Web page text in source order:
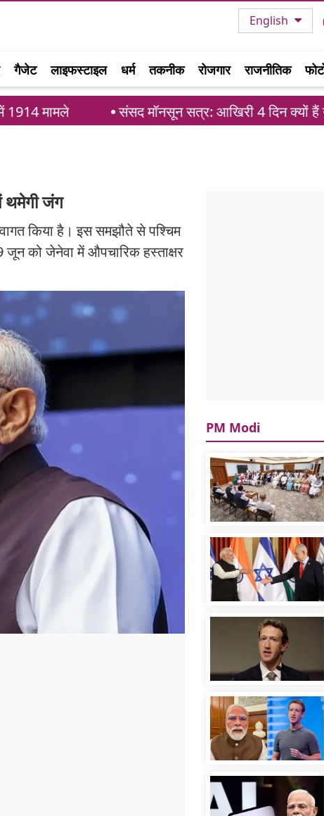
English
गैजेट लाइफस्टाइल धर्म तकनीक रोजगार राजनीतिक
संसद मॉनसून सत्र: आखिरी 4 दिन क्यों हैं खास?
थमेगी जंग
किया है। इस समझौते से पश्चिम
जून को जेनेवा में औपचारिक हस्ताक्षर
PM Modi